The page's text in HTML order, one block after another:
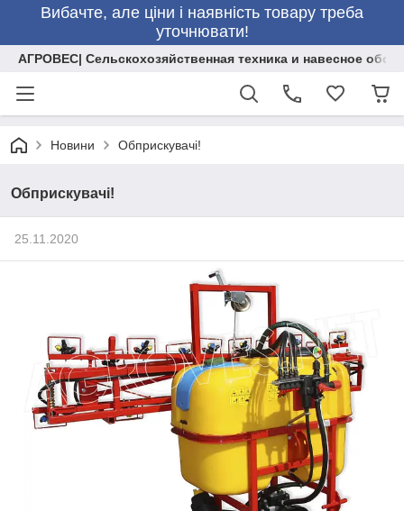
Вибачте, але ціни і наявність товару треба
уточнювати!
АГРОВЕС| Сельскохозяйственная техника и навесное
Новини Обприскувачі!
Обприскувачі!
25.11.2020